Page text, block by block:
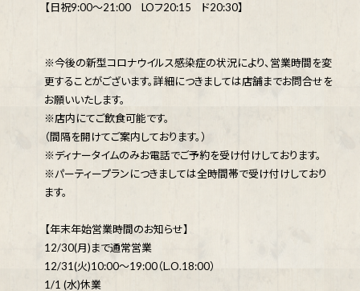
【日祝9:00～21:00 LOフ20:15 ド20:30】
※今後の新型コロナウイルス感染症の状況により、営業時間を変
更することがございます。詳細につきましては店舗までお問合せを
お願いいたします。
※店内にてご飲食可能です。
（間隔を開けてご案内しております。）
※ディナータイムのみお電話でご予約を受け付けしております。
※パーティープランにつきましては全時間帯で受け付けしており
ます。
【年末年始営業時間のお知らせ】
12/30(月)まで通常営業
12/31(火)10:00～19:00（L.O.18:00）
1/1 (水)休業